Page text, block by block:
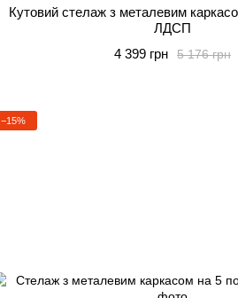
Кутовий стелаж з металевим
ЛДСП
5 176 грн
4 399 грн
−15%